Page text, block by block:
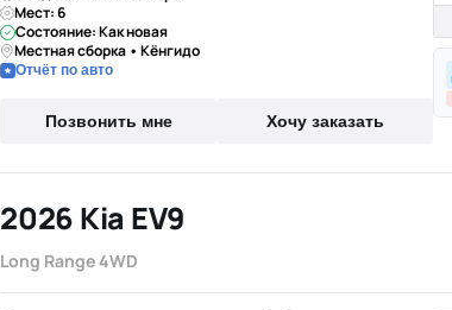
Мест: 6
Состояние: Как новая
Местная сборка • Кёнгидо
Отчёт по авто
Позвонить мне Хочу заказать
2026 Kia EV9
Long Range 4WD